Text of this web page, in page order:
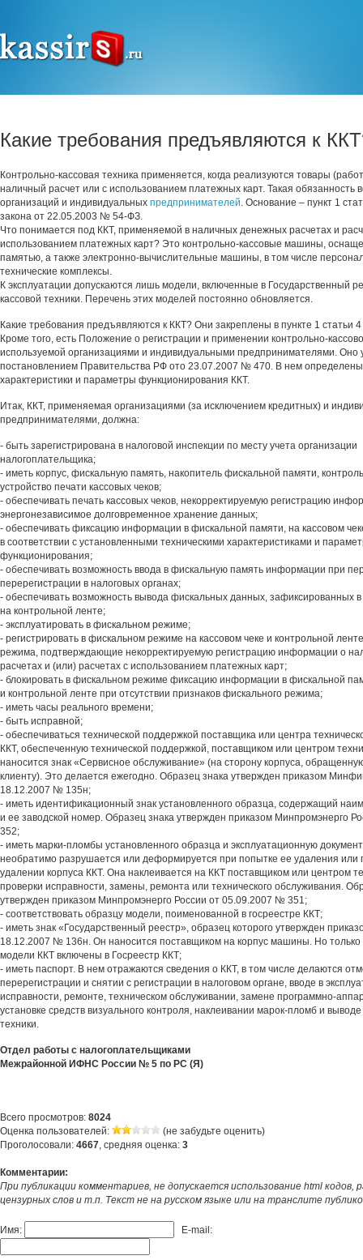
Какие требования предъявляются к
Контрольно-кассовая техника применяется, когда реализуются товары
наличный расчет или с использованием платежных карт. Такая обязанность
организаций и индивидуальных предпринимателей. Основание – пункт 1
закона от 22.05.2003 № 54-ФЗ.
Что понимается под ККТ, применяемой в наличных денежных расчетах и
использованием платежных карт? Это контрольно-кассовые машины,
памятью, а также электронно-вычислительные машины, в том числе
технические комплексы.
К эксплуатации допускаются лишь модели, включенные в Государственный
кассовой техники. Перечень этих моделей постоянно обновляется.
Какие требования предъявляются к ККТ? Они закреплены в пункте 1
Кроме того, есть Положение о регистрации и применении контрольно-
используемой организациями и индивидуальными предпринимателями. Оно
постановлением Правительства РФ ото 23.07.2007 № 470. В нем определены
характеристики и параметры функционирования ККТ.
Итак, ККТ, применяемая организациями (за исключением кредитных) и
предпринимателями, должна:
- быть зарегистрирована в налоговой инспекции по месту учета
налогоплательщика;
- иметь корпус, фискальную память, накопитель фискальной памяти,
устройство печати кассовых чеков;
- обеспечивать печать кассовых чеков, некорректируемую регистрацию
энергонезависимое долговременное хранение данных;
- обеспечивать фиксацию информации в фискальной памяти, на кассовом
в соответствии с установленными техническими характеристиками и
функционирования;
- обеспечивать возможность ввода в фискальную память информации при
перерегистрации в налоговых органах;
- обеспечивать возможность вывода фискальных данных, зафиксированных
на контрольной ленте;
- эксплуатировать в фискальном режиме;
- регистрировать в фискальном режиме на кассовом чеке и контрольной
режима, подтверждающие некорректируемую регистрацию информации о
расчетах и (или) расчетах с использованием платежных карт;
- блокировать в фискальном режиме фиксацию информации в фискальной
и контрольной ленте при отсутствии признаков фискального режима;
- иметь часы реального времени;
- быть исправной;
- обеспечиваться технической поддержкой поставщика или центра
ККТ, обеспеченную технической поддержкой, поставщиком или центром
наносится знак «Сервисное обслуживание» (на сторону корпуса,
клиенту). Это делается ежегодно. Образец знака утвержден приказом
18.12.2007 № 135н;
- иметь идентификационный знак установленного образца, содержащий
и ее заводской номер. Образец знака утвержден приказом Минпромэнерго
352;
- иметь марки-пломбы установленного образца и эксплуатационную
необратимо разрушается или деформируется при попытке ее удаления или
удалении корпуса ККТ. Она наклеивается на ККТ поставщиком или центром
проверки исправности, замены, ремонта или технического обслуживания.
утвержден приказом Минпромэнерго России от 05.09.2007 № 351;
- соответствовать образцу модели, поименованной в госреестре ККТ;
- иметь знак «Государственный реестр», образец которого утвержден
18.12.2007 № 136н. Он наносится поставщиком на корпус машины. Но только
модели ККТ включены в Госреестр ККТ;
- иметь паспорт. В нем отражаются сведения о ККТ, в том числе делаются
перерегистрации и снятии с регистрации в налоговом органе, вводе в
исправности, ремонте, техническом обслуживании, замене программно-
установке средств визуального контроля, наклеивании марок-пломб и
техники.
Отдел работы с налогоплательщиками
Межрайонной ИФНС России № 5 по РС (Я)
Всего просмотров: 8024
Оценка пользователей:
(не забудьте оценить)
Проголосовали: 4667, средняя оценка: 3
Комментарии:
При публикации комментариев, не допускается использование html кодов,
цензурных слов и т.п. Текст не на русском языке или на транслите
Имя: E-mail: